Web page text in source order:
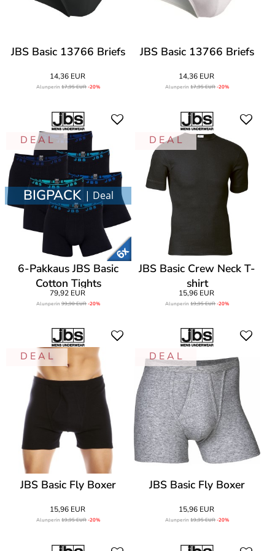
JBS Basic 13766 Briefs
14,36 EUR
Alunperin17,95 EUR-20%
JBS Basic 13766 Briefs
14,36 EUR
Alunperin17,95 EUR-20%
D E A L
BIGPACK | Deal
6-Pakkaus JBS Basic
Cotton Tights
79,92 EUR
Alunperin99,90 EUR-20%
D E A L
JBS Basic Crew Neck T-
shirt
15,96 EUR
Alunperin19,95 EUR-20%
D E A L
JBS Basic Fly Boxer
15,96 EUR
Alunperin19,95 EUR-20%
D E A L
JBS Basic Fly Boxer
15,96 EUR
Alunperin19,95 EUR-20%